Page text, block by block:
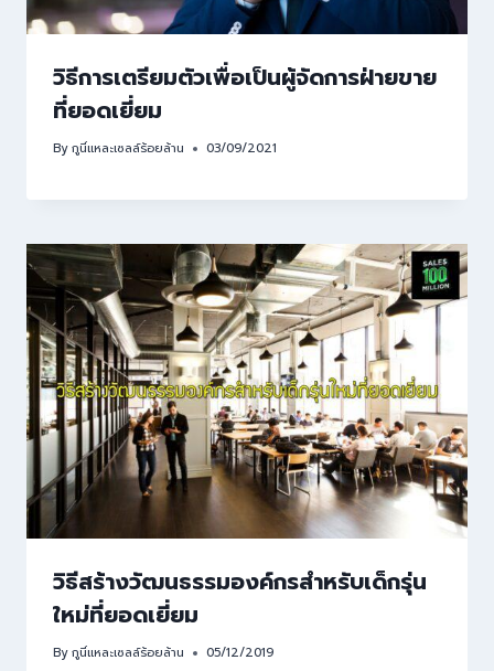
วิธีการเตรียมตัวเพื่อเป็นผู้จัดการฝ่ายขาย
ที่ยอดเยี่ยม
Byกูนี่แหละเซลล์ร้อยล้าน 03/09/2021
วิธีสร้างวัฒนธรรมองค์กรสำหรับเด็กรุ่น
ใหม่ที่ยอดเยี่ยม
Byกูนี่แหละเซลล์ร้อยล้าน 05/12/2019